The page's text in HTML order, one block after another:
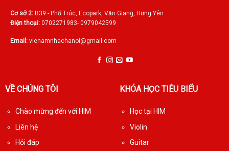
Cơ sở 2: B39 - Phố Trúc, Ecopark, Văn Giang, Hưng Yên
Điện thoại: 0702271983- 0979042599
Email: vienamnhachanoi@gmail.com
VỀ CHÚNG TÔI
Chào mừng đến với HIM
Liên hệ
Hỏi đáp
KHÓA HỌC TIÊU BIỂU
Học tại HIM
Violin
Guitar